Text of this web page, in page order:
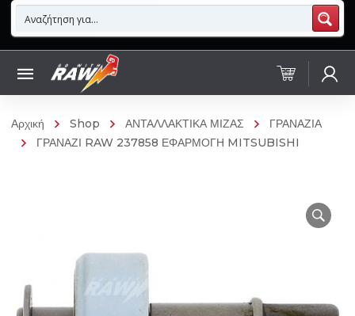
Αρχική Shop ΑΝΤΑΛΛΑΚΤΙΚΑ ΜΙΖΑΣ
ΓΡΑΝΑΖΙΑ
ΓΡΑΝΑΖΙ RAW 237858 ΕΦΑΡΜΟΓΗ MITSUBISHI